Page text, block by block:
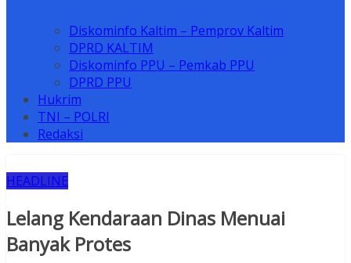
Diskominfo Kaltim – Pemprov Kaltim
DPRD KALTIM
Diskominfo PPU – Pemkab PPU
DPRD PPU
Hukrim
TNI – POLRI
Redaksi
HEADLINE
Lelang Kendaraan Dinas Menuai
Banyak Protes